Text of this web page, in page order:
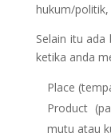
hukum/
Selain itu ada
ketika anda
Place
Product
mutu atau